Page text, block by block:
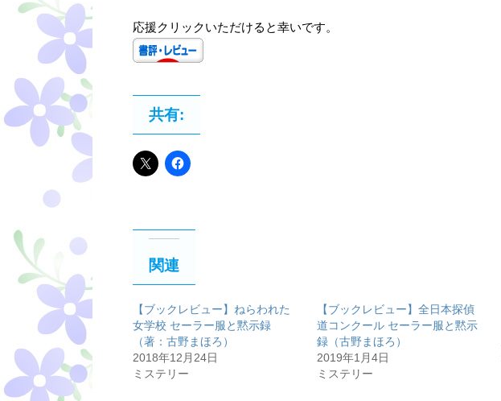
応援クリックいただけると幸いです。
共有:
関連
【ブックレビュー】ねらわれた
女学校 セーラー服と黙示録
（著：古野まほろ）
2018年12月24日
ミステリー
【ブックレビュー】全日本探偵
道コンクール セーラー服と黙示
録（古野まほろ）
2019年1月4日
ミステリー